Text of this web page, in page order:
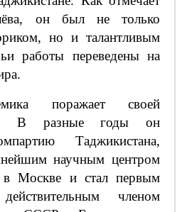
он был не только
но и талантливым
работы переведены на
поражает своей
В разные годы он
Таджикистана,
научным центром
в Москве и стал первым
членом